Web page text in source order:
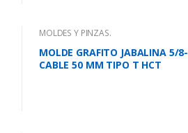
MOLDES Y PINZAS.
MOLDE GRAFITO JABALINA 5/8-
CABLE 50 MM TIPO T HCT